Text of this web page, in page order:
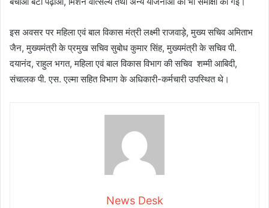
इस अवसर पर महिला एवं बाल विकास मंत्री लक्ष्मी राजवाड़े, मुख्य सचिव अमिताभ
जैन, मुख्यमंत्री के प्रमुख सचिव सुबोध कुमार सिंह, मुख्यमंत्री के सचिव पी.
दयानंद, राहुल भगत, महिला एवं बाल विकास विभाग की सचिव शम्मी आबिदी,
संचालक पी. एस. एल्मा सहित विभाग के अधिकारी-कर्मचारी उपस्थित थे।
News Desk